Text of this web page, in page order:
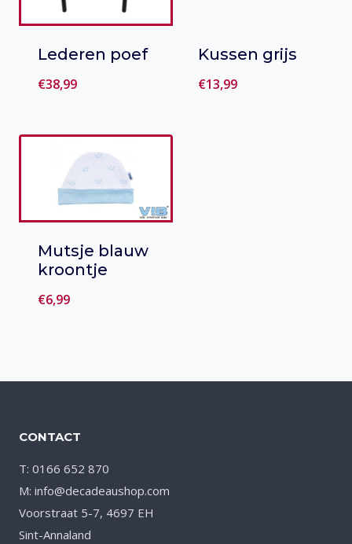
Lederen poef
€38,99
aan verlanglijst
Kussen grijs
€13,99
Mutsje blauw
kroontje
€6,99
CONTACT
T: 0166 652 870
M: info@decadeaushop.com
Voorstraat 5-7, 4697 EH
Sint-Annaland